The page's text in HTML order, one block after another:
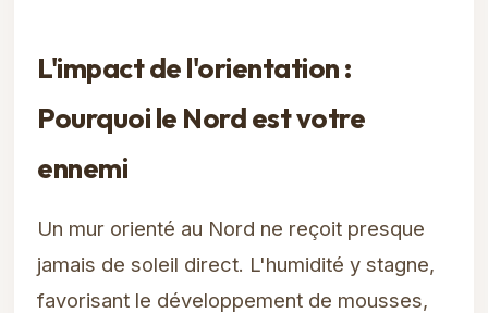
L'impact de l'orientation :
Pourquoi le Nord est votre
ennemi
Un mur orienté au Nord ne reçoit presque
jamais de soleil direct. L'humidité y stagne,
favorisant le développement de mousses,